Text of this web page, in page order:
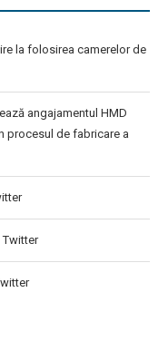
la folosirea camerelor de
angajamentul HMD
procesul de fabricare a
Twitter